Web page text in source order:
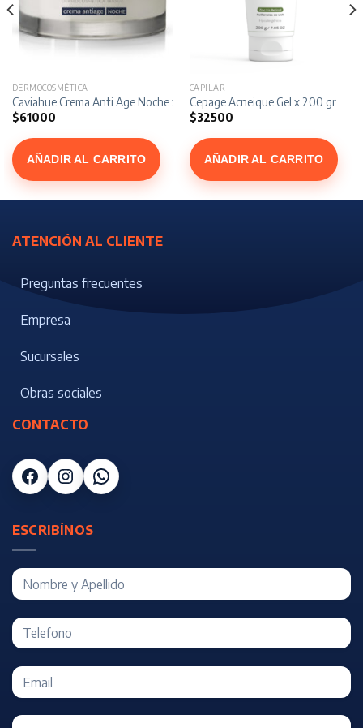
DERMOCOSMÉTICA
Caviahue Crema Anti Age Noche x 50 gr
$61000
AÑADIR AL CARRITO
CAPILAR
Cepage Acneique Gel x 200 gr
$32500
AÑADIR AL CARRITO
ATENCIÓN AL CLIENTE
Preguntas frecuentes
Empresa
Sucursales
Obras sociales
CONTACTO
Facebook
Instagram
WhatsApp
ESCRIBÍNOS